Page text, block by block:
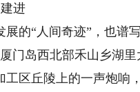
进
“人间奇迹”，也谱写
岛西北部禾山乡湖里
工区丘陵上的一声炮响